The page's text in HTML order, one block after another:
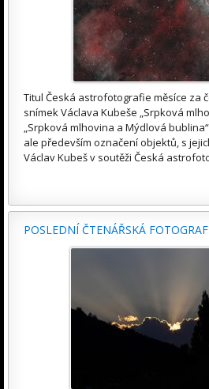
Titul Česká astrofotografie měsíce za
snímek Václava Kubeše „Srpková
„Srpková mlhovina a Mýdlová
ale především označení objektů, s
Václav Kubeš v soutěži Česká
POSLEDNÍ ČTENÁŘSKÁ